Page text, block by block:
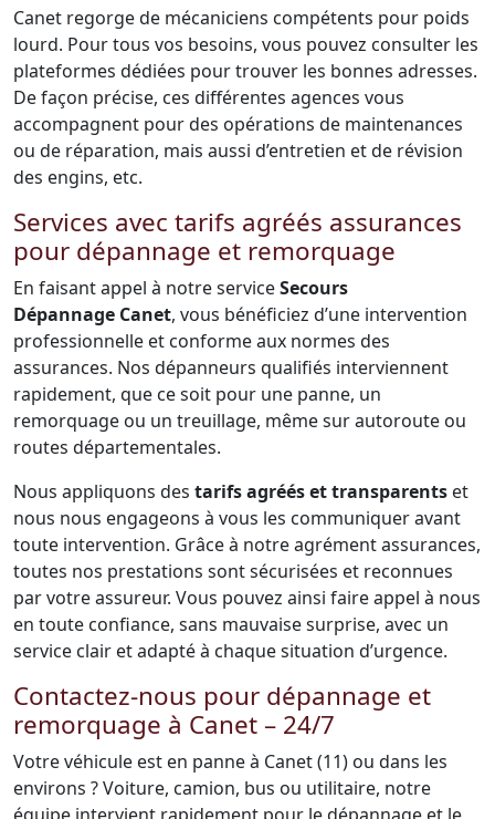
Canet regorge de mécaniciens compétents pour poids
lourd. Pour tous vos besoins, vous pouvez consulter les
plateformes dédiées pour trouver les bonnes adresses.
De façon précise, ces différentes agences vous
accompagnent pour des opérations de maintenances
ou de réparation, mais aussi d’entretien et de révision
des engins, etc.
Services avec tarifs agréés assurances
pour dépannage et remorquage
En faisant appel à notre serviceSecours
Dépannage Canet, vous bénéficiez d’une intervention
professionnelle et conforme aux normes des
assurances. Nos dépanneurs qualifiés interviennent
rapidement, que ce soit pour une panne, un
remorquage ou un treuillage, même sur autoroute ou
routes départementales.
Nous appliquons des tarifs agréés et transparents et
nous nous engageons à vous les communiquer avant
toute intervention. Grâce à notre agrément assurances,
toutes nos prestations sont sécurisées et reconnues
par votre assureur. Vous pouvez ainsi faire appel à nous
en toute confiance, sans mauvaise surprise, avec un
service clair et adapté à chaque situation d’urgence.
Contactez-nous pour dépannage et
remorquage à Canet – 24/7
Votre véhicule est en panne à Canet (11) ou dans les
environs ? Voiture, camion, bus ou utilitaire, notre